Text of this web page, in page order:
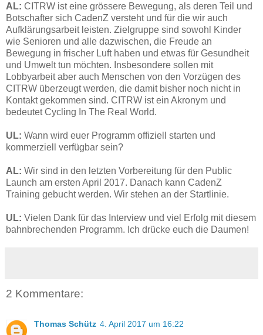
AL: CITRW ist eine grössere Bewegung, als deren Teil und
Botschafter sich CadenZ versteht und für die wir auch
Aufklärungsarbeit leisten. Zielgruppe sind sowohl Kinder
wie Senioren und alle dazwischen, die Freude an
Bewegung in frischer Luft haben und etwas für Gesundheit
und Umwelt tun möchten. Insbesondere sollen mit
Lobbyarbeit aber auch Menschen von den Vorzügen des
CITRW überzeugt werden, die damit bisher noch nicht in
Kontakt gekommen sind. CITRW ist ein Akronym und
bedeutet Cycling In The Real World.
UL: Wann wird euer Programm offiziell starten und
kommerziell verfügbar sein?
AL: Wir sind in den letzten Vorbereitung für den Public
Launch am ersten April 2017. Danach kann CadenZ
Training gebucht werden. Wir stehen an der Startlinie.
UL: Vielen Dank für das Interview und viel Erfolg mit diesem
bahnbrechenden Programm. Ich drücke euch die Daumen!
2 Kommentare:
Thomas Schütz 4. April 2017 um 16:22